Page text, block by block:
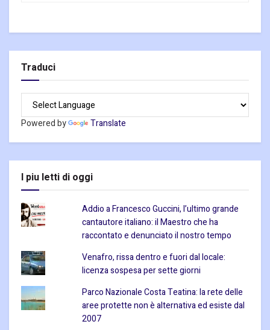
Traduci
Powered by Translate
I piu letti di oggi
Addio a Francesco Guccini, l’ultimo grande
cantautore italiano: il Maestro che ha
raccontato e denunciato il nostro tempo
Venafro, rissa dentro e fuori dal locale:
licenza sospesa per sette giorni
Parco Nazionale Costa Teatina: la rete delle
aree protette non è alternativa ed esiste dal
2007